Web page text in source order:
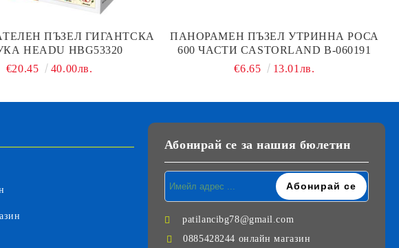
ПЪЗЕЛ ГИГАНТСКА
HEADU HBG53320
€20.45
40.00лв.
ПАНОРАМЕН ПЪЗЕЛ УТРИННА РОСА
600 ЧАСТИ CASTORLAND B-060191
€6.65
13.01лв.
Абонирай се за нашия бюлетин
patilancibg78@gmail.com
0885428244 онлайн магазин